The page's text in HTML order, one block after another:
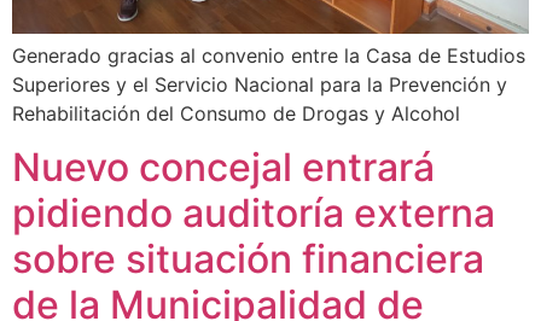
Generado gracias al convenio entre la Casa de Estudios
Superiores y el Servicio Nacional para la Prevención y
Rehabilitación del Consumo de Drogas y Alcohol
Nuevo concejal entrará
pidiendo auditoría externa
sobre situación financiera
de la Municipalidad de